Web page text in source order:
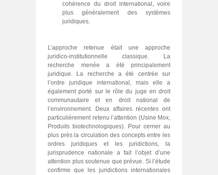
cohérence du droit international, voire
plus généralement des systèmes
juridiques.
L’approche retenue était une approche
juridico-institutionnelle classique. La
recherche menée a été principalement
juridique. La recherche a été centrée sur
l’ordre juridique international, mais elle a
également porté sur le rôle du juge en droit
communautaire et en droit national de
l’environnement. Deux affaires récentes ont
particulièrement retenu l’attention (Usine Mox,
Produits biotechnologiques). Pour cerner au
plus près la circulation des concepts entre les
ordres juridiques et les juridictions, la
jurisprudence nationale a fait l’objet d’une
attention plus soutenue que prévue. Si l’étude
confirme que les juridictions internationales